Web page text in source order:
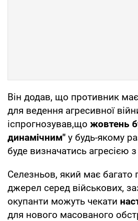
Він додав, що противник
для ведення агресивної
іспрогнозував,що жовтень
динамічним" у будь-якому
буде визначатись агресією
Селезньов, який має багато
джерел серед військових,
окупанти можуть чекати
для нового масованого